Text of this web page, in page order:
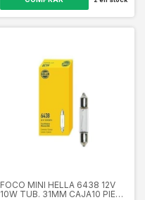
FOCO MINI HELLA 6438 12V
10W TUB. 31MM CAJA10 PIEZA